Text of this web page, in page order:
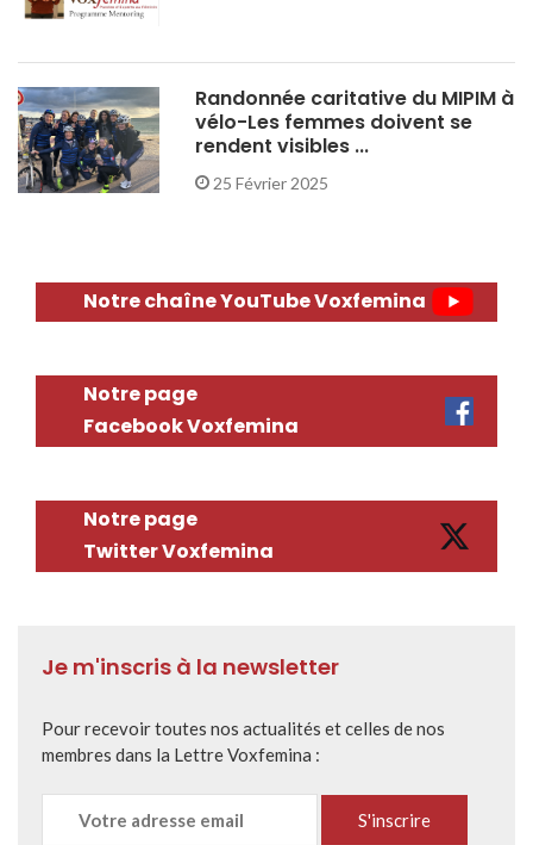
Randonnée caritative du MIPIM à
vélo-Les femmes doivent se
rendent visibles ...
25 Février 2025
Notre chaîne YouTube Voxfemina
Notre page
Facebook Voxfemina
Notre page
Twitter Voxfemina
Je m'inscris à la newsletter
Pour recevoir toutes nos actualités et celles de nos
membres dans la Lettre Voxfemina :